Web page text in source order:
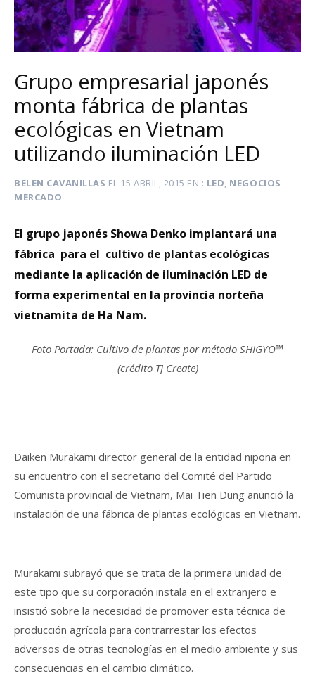
Grupo empresarial japonés
monta fábrica de plantas
ecológicas en Vietnam
utilizando iluminación LED
BELEN CAVANILLAS EL 15 ABRIL, 2015 EN LED, NEGOCIOS
MERCADO
El grupo japonés Showa Denko implantará una
fábrica para el cultivo de plantas ecológicas
mediante la aplicación de iluminación LED de
forma experimental en la provincia norteña
vietnamita de Ha Nam.
Foto Portada: Cultivo de plantas por método SHIGYO™
(crédito TJ Create)
Daiken Murakami director general de la entidad nipona en
su encuentro con el secretario del Comité del Partido
Comunista provincial de Vietnam, Mai Tien Dung anunció la
instalación de una fábrica de plantas ecológicas en Vietnam.
Murakami subrayó que se trata de la primera unidad de
este tipo que su corporación instala en el extranjero e
insistió sobre la necesidad de promover esta técnica de
producción agrícola para contrarrestar los efectos
adversos de otras tecnologías en el medio ambiente y sus
consecuencias en el cambio climático.